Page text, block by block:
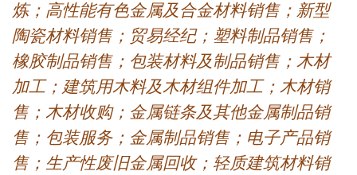
炼；高性能有色金属及合金材料销售；新型
陶瓷材料销售；贸易经纪；塑料制品销售；
橡胶制品销售；包装材料及制品销售；木材
加工；建筑用木料及木材组件加工；木材销
售；木材收购；金属链条及其他金属制品销
售；包装服务；金属制品销售；电子产品销
售；生产性废旧金属回收；轻质建筑材料销